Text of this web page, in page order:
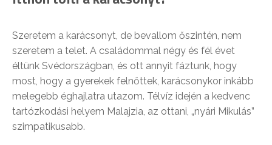
Szeretem a karácsonyt, de bevallom őszintén, nem
szeretem a telet. A családommal négy és fél évet
éltünk Svédországban, és ott annyit fáztunk, hogy
most, hogy a gyerekek felnőttek, karácsonykor inkább
melegebb éghajlatra utazom. Télvíz idején a kedvenc
tartózkodási helyem Malajzia, az ottani, „nyári Mikulás”
szimpatikusabb.